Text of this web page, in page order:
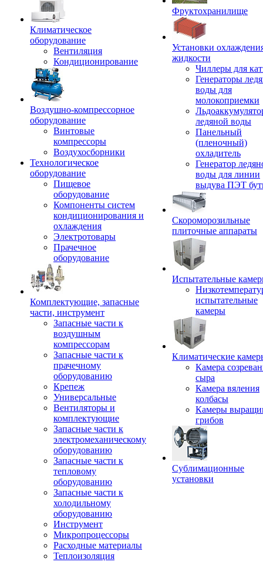
Климатическое
оборудование
Вентиляция
Кондиционирование
Воздушно-компрессорное
оборудование
Винтовые
компрессоры
Воздухосборники
Технологическое
оборудование
Пищевое
оборудование
Компоненты систем
кондиционирования и
охлаждения
Электротовары
Прачечное
оборудование
Комплектующие, запасные
части, инструмент
Запасные части к
воздушным
компрессорам
Запасные части к
прачечному
оборудованию
Крепеж
Универсальные
Вентиляторы и
комплектующие
Запасные части к
электромеханическому
оборудованию
Запасные части к
тепловому
оборудованию
Запасные части к
холодильному
оборудованию
Инструмент
Микропроцессоры
Расходные материалы
Теплоизоляция
Фруктохранилище
Установки
жидкости
Чиллеры для
Генераторы
воды для
молокоприемки
ледяной воды
Панельный
(пленочный)
охладитель
Генератор
воды для линии
выдува ПЭТ
Скороморозильные
плиточные аппараты
Испытательные
испытательные
камеры
Климатические
Камера
сыра
Камера вяления
колбасы
Камеры
грибов
Сублимационные
установки